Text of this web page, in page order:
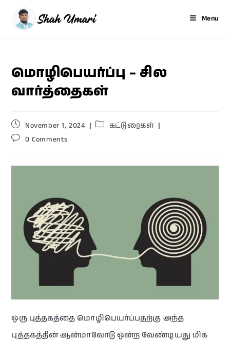
Menu
மொழிபெயர்ப்பு – சில
வார்த்தைகள்
November 1, 2024
கட்டுரைகள்
0 Comments
ஒரு புத்தகத்தை மொழிபெயர்ப்பதற்கு அந்த
புத்தகத்தின் ஆன்மாவோடு ஒன்ற வேண்டியது மிக